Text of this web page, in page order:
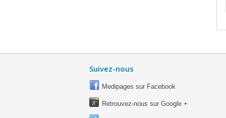
Suivez-nous
Medipages sur Facebook
Retrouvez-nous sur Google +